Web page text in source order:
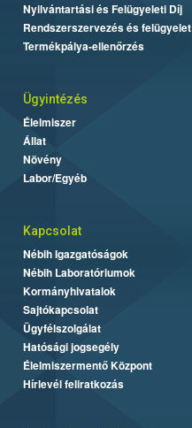
Nyilvántartási és Felügyeleti Díj
Rendszerszervezés és felügyelet
Termékpálya-ellenőrzés
Ügyintézés
Élelmiszer
Állat
Növény
Labor/Egyéb
Kapcsolat
Nébih Igazgatóságok
Nébih Laboratóriumok
Kormányhivatalok
Sajtókapcsolat
Ügyfélszolgálat
Hatósági jogsegély
Élelmiszermentő Központ
Hírlevél feliratkozás